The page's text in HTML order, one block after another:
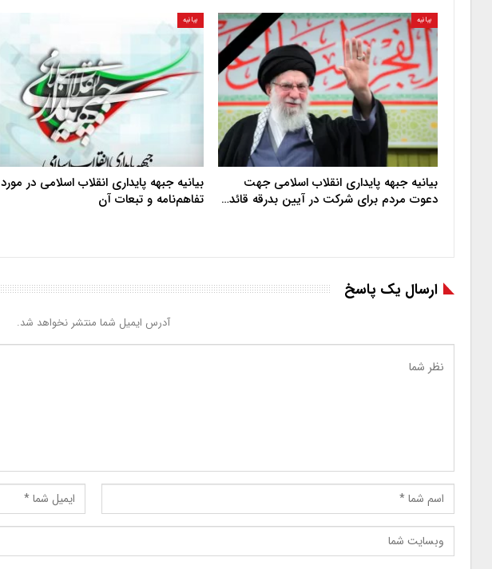
بیانیه
بیانیه جبهه پایداری انقلاب اسلامی جهت
دعوت مردم برای شرکت در آیین بدرقه قائد…
بیانیه
بیانیه جبهه پایداری انقلاب اسلامی در مورد
تفاهم‌نامه و تبعات آن
ارسال یک پاسخ
آدرس ایمیل شما منتشر نخواهد شد.